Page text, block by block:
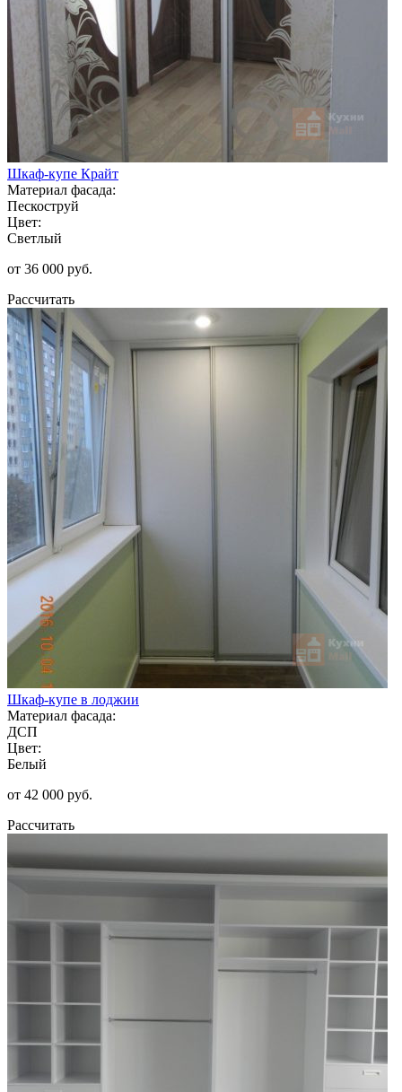
Шкаф-купе Крайт
Материал фасада:
Пескоструй
Цвет:
Светлый
от 36 000 руб.
Рассчитать
Шкаф-купе в лоджии
Материал фасада:
ДСП
Цвет:
Белый
от 42 000 руб.
Рассчитать